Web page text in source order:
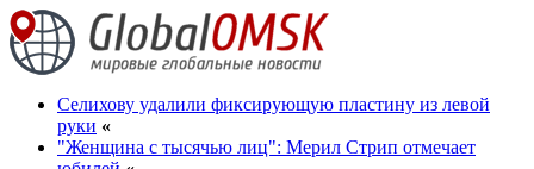
Селихову удалили фиксирующую пластину из левой
руки «
"Женщина с тысячью лиц": Мерил Стрип отмечает